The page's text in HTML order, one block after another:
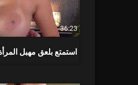
36:23
استمتع بلعق مهبل